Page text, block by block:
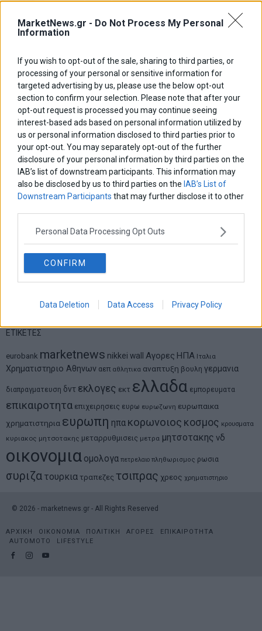
MarketNews.gr - Do Not Process My Personal
Information
If you wish to opt-out of the sale, sharing to third parties, or
processing of your personal or sensitive information for
targeted advertising by us, please use the below opt-out
section to confirm your selection. Please note that after your
opt-out request is processed you may continue seeing
interest-based ads based on personal information utilized by
us or personal information disclosed to third parties prior to
your opt-out. You may separately opt-out of the further
disclosure of your personal information by third parties on the
IAB’s list of downstream participants. This information may
also be disclosed by us to third parties on the IAB’s List of
Downstream Participants that may further disclose it to other
Personal Data Processing Opt Outs
CONFIRM
Data Deletion Data Access Privacy Policy
Η αληθινή παιδεία ξεκινά από την ψυχή…
Σταματίνα Σταματάκου
Η βία κατά των ζώων δεν αντέχει βολικές ερμηνείες
Δημήτρης Καμπουράκης
Από την αποθέωση στην καταγγελία: Η Ελλάδα πάντα
ψάχνει τον επόμενο Μεσσία
Νικόλαος Φουρτζής
μοντέλο επιχειρηματικότητας
Θανάσης Κρητικός
ΕΤΙΚΕΤΕΣ
eurobank marketnews nikkei wall Αγορες ΗΠΑ Ιταλια
Χρηματιστηριο Αθηνων αεπ αθλητικα αναπτυξη βουλη γερμανια
διαπραγματευση δντ εκλογες εκτ ελλαδα εμπορευματα
επικαιροτητα επιχειρησεις ευρω ευρωζωνη ευρωπαικα
χρηματιστηρια ευρωπη ηπα κορωνοιος κοσμος κρουσματα
κυριακος μητσοτακης μεταρρυθμισεις μετρα μητσοτακης νδ
οικονομια ομολογα πετρελαιο πληθωρισμος ρωσια
συριζα τουρκια τραπεζες τσιπρας χρεος χρηματιστηριο
© 2026 - marketnews.gr - All Rights Reserved
ΑΡΧΙΚΗ ΟΙΚΟΝΟΜΙΑ ΠΟΛΙΤΙΚΗ ΑΓΟΡΕΣ
ΕΠΙΚΑΙΡΟΤΗΤΑ
AUTOMOTO
LIFESTYLE